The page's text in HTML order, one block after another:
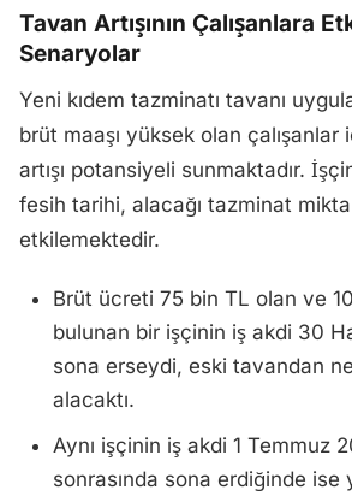
Tavan Artışının Çalışanlara
Senaryolar
Yeni kıdem tazminatı tavanı
brüt maaşı yüksek olan
artışı potansiyeli sunmaktadır.
fesih tarihi, alacağı tazminat
etkilemektedir.
Brüt ücreti 75 bin TL olan ve 10
bulunan bir işçinin iş akdi 30
sona erseydi, eski tavandan
alacaktı.
Aynı işçinin iş akdi 1 Temmuz
sonrasında sona erdiğinde ise